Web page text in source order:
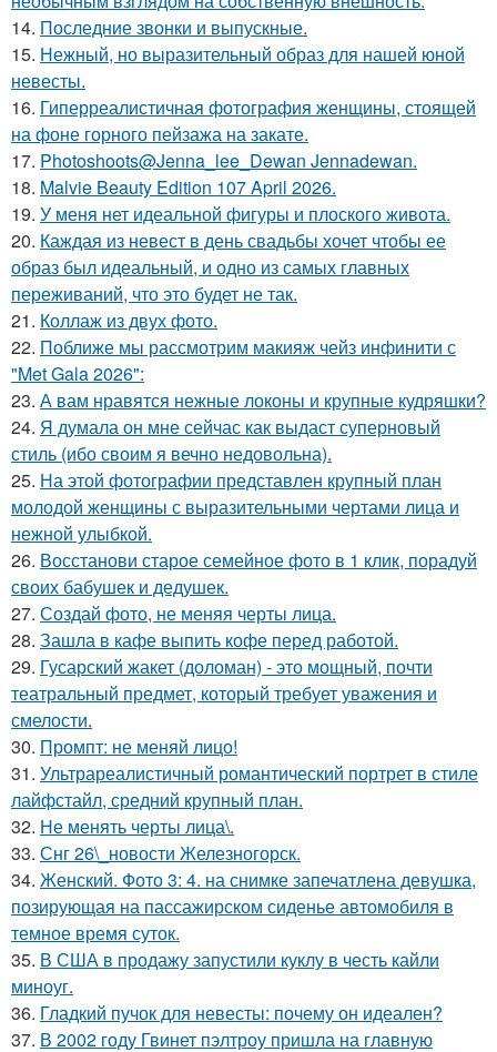
14. Последние звонки и выпускные.
15. Нежный, но выразительный образ для нашей юной
невесты.
16. Гиперреалистичная фотография женщины, стоящей
на фоне горного пейзажа на закате.
17. Photoshoots@Jenna_lee_Dewan Jennadewan.
18. Malvie Beauty Edition 107 April 2026.
19. У меня нет идеальной фигуры и плоского живота.
20. Каждая из невест в день свадьбы хочет чтобы ее
образ был идеальный, и одно из самых главных
переживаний, что это будет не так.
21. Коллаж из двух фото.
22. Поближе мы рассмотрим макияж чейз инфинити с
"Met Gala 2026":
23. А вам нравятся нежные локоны и крупные кудряшки?
24. Я думала он мне сейчас как выдаст суперновый
стиль (ибо своим я вечно недовольна).
25. На этой фотографии представлен крупный план
молодой женщины с выразительными чертами лица и
нежной улыбкой.
26. Восстанови старое семейное фото в 1 клик, порадуй
своих бабушек и дедушек.
27. Создай фото, не меняя черты лица.
28. Зашла в кафе выпить кофе перед работой.
29. Гусарский жакет (доломан) - это мощный, почти
театральный предмет, который требует уважения и
смелости.
30. Промпт: не меняй лицо!
31. Ультрареалистичный романтический портрет в стиле
лайфстайл, средний крупный план.
32. Не менять черты лица\.
33. Снг 26\_новости Железногорск.
34. Женский. Фото 3: 4. на снимке запечатлена девушка,
позирующая на пассажирском сиденье автомобиля в
темное время суток.
35. В США в продажу запустили куклу в честь кайли
миноуг.
36. Гладкий пучок для невесты: почему он идеален?
37. В 2002 году Гвинет пэлтроу пришла на главную